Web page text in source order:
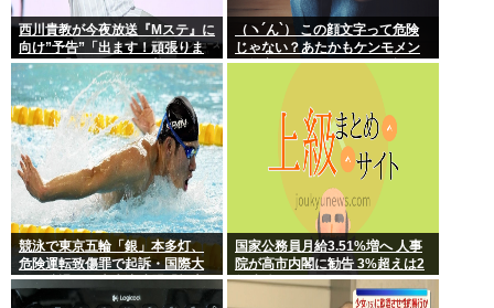
西川貴教が今夜放送『Mステ』に
向け”予告”「出ます！頑張りま
す！」「恐らくアレも着ま
す！」期待膨らむ
（ヽ´ん`） この顔文字って危険
じゃない？あたかもケンモメン
が無害で優しい一般人だと誤解
競泳で東京五輪「銀」本多灯、
危険運転致傷罪で起訴・国際大
会を辞退…日本水泳連盟「報告
が遅れお詫び」
国家公務員月給3.51%増へ 人事
院が高市内閣に勧告 3%超えは2
年連続